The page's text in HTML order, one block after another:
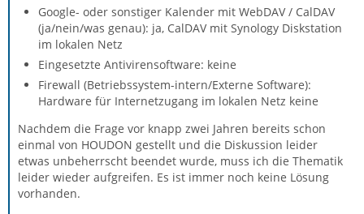
Google- oder sonstiger Kalender mit WebDAV / CalDAV
(ja/nein/was genau): ja, CalDAV mit Synology Diskstation
im lokalen Netz
Eingesetzte Antivirensoftware: keine
Firewall (Betriebssystem-intern/Externe Software):
Hardware für Internetzugang im lokalen Netz keine
Nachdem die Frage vor knapp zwei Jahren bereits schon
einmal von HOUDON gestellt und die Diskussion leider
etwas unbeherrscht beendet wurde, muss ich die Thematik
leider wieder aufgreifen. Es ist immer noch keine Lösung
vorhanden.